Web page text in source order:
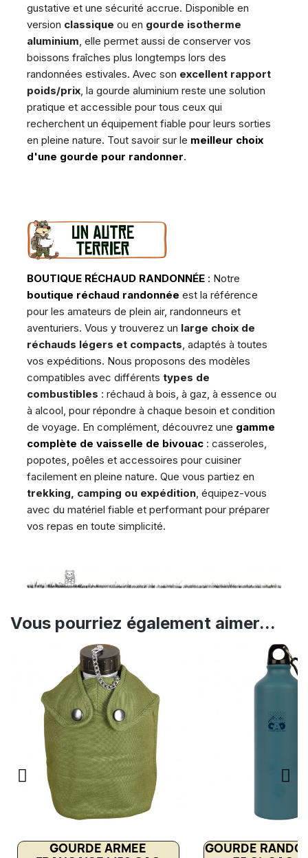
gustative et une sécurité accrue. Disponible en
version classique ou en gourde isotherme
aluminium , elle permet aussi de conserver vos
boissons fraîches plus longtemps lors des
randonnées estivales. Avec son excellent rapport
poids/prix , la gourde aluminium reste une solution
pratique et accessible pour tous ceux qui
recherchent un équipement fiable pour leurs sorties
en pleine nature. Tout savoir sur le meilleur choix
d'une gourde pour randonner.
BOUTIQUE RÉCHAUD RANDONNÉE : Notre
boutique réchaud randonnée est la référence
pour les amateurs de plein air, randonneurs et
aventuriers. Vous y trouverez un large choix de
réchauds légers et compacts, adaptés à toutes
vos expéditions. Nous proposons des modèles
compatibles avec différents types de
combustibles : réchaud à bois, à gaz, à essence ou
à alcool, pour répondre à chaque besoin et condition
de voyage. En complément, découvrez une gamme
complète de vaisselle de bivouac : casseroles,
popotes, poêles et accessoires pour cuisiner
facilement en pleine nature. Que vous partiez en
trekking, camping ou expédition, équipez-vous
avec du matériel fiable et performant pour préparer
vos repas en toute simplicité.
Vous pourriez également aimer...
GOURDE ARMEE
GOURDE